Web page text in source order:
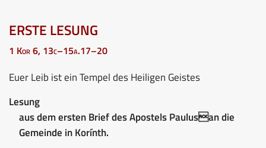
ERSTE LESUNG
1 Kor 6, 13c–15a.17–20
Euer Leib ist ein Tempel des Heiligen Geistes
Lesung
aus dem ersten Brief des Apostels Paulusan die
Gemeinde in Korínth.